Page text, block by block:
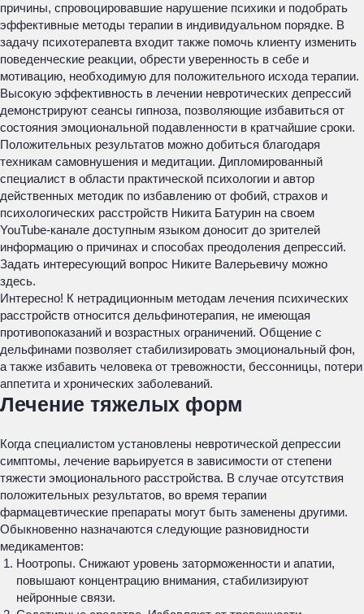
причины, спровоцировавшие нарушение психики и подобрать
эффективные методы терапии в индивидуальном порядке. В
задачу психотерапевта входит также помочь клиенту изменить
поведенческие реакции, обрести уверенность в себе и
мотивацию, необходимую для положительного исхода терапии.
Высокую эффективность в лечении невротических депрессий
демонстрируют сеансы гипноза, позволяющие избавиться от
состояния эмоциональной подавленности в кратчайшие сроки.
Положительных результатов можно добиться благодаря
техникам самовнушения и медитации. Дипломированный
специалист в области практической психологии и автор
действенных методик по избавлению от фобий, страхов и
психологических расстройств Никита Батурин на своем
YouTube-канале доступным языком доносит до зрителей
информацию о причинах и способах преодоления депрессий.
Задать интересующий вопрос Никите Валерьевичу можно
здесь.
Интересно! К нетрадиционным методам лечения психических
расстройств относится дельфинотерапия, не имеющая
противопоказаний и возрастных ограничений. Общение с
дельфинами позволяет стабилизировать эмоциональный фон,
а также избавить человека от тревожности, бессонницы, потери
аппетита и хронических заболеваний.
Лечение тяжелых форм
Когда специалистом установлены невротической депрессии
симптомы, лечение варьируется в зависимости от степени
тяжести эмоционального расстройства. В случае отсутствия
положительных результатов, во время терапии
фармацевтические препараты могут быть заменены другими.
Обыкновенно назначаются следующие разновидности
медикаментов:
Ноотропы. Снижают уровень заторможенности и апатии,
повышают концентрацию внимания, стабилизируют
нейронные связи.